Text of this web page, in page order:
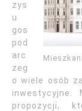
zys
u
gos
pod
arc
zeg
o wiele osób
propozycji,